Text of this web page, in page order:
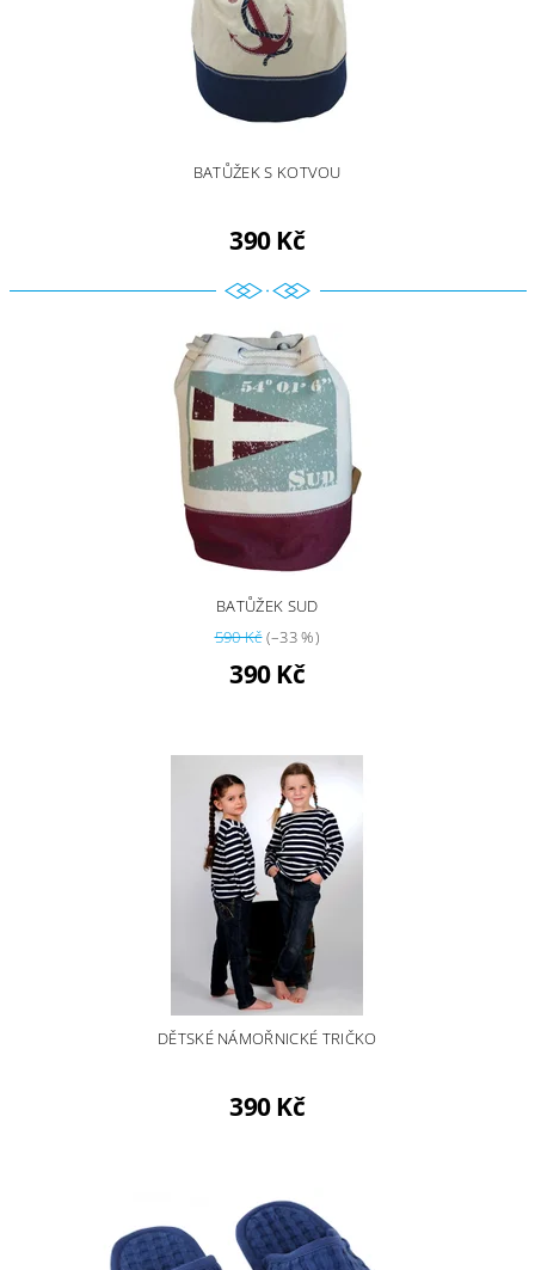
BATŮŽEK S KOTVOU
390 Kč
BATŮŽEK SUD
590 Kč(–33 %)
390 Kč
DĚTSKÉ NÁMOŘNICKÉ TRIČKO
390 Kč